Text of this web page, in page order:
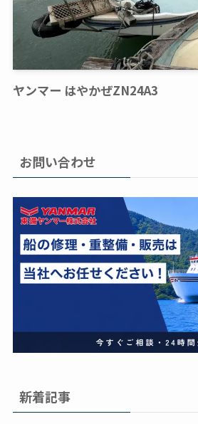
ヤンマー はやかぜZN24A3
お問い合わせ
新着記事